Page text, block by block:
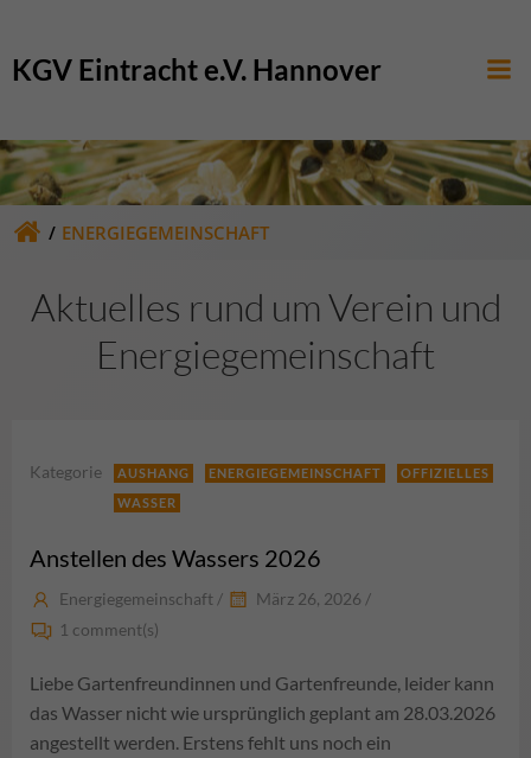
springen
KGV Eintracht e.V. Hannover
ENERGIEGEMEINSCHAFT
Aktuelles rund um Verein und
Energiegemeinschaft
Kategorie AUSHANG ENERGIEGEMEINSCHAFT
OFFIZIELLES
WASSER
Anstellen des Wassers 2026
Energiegemeinschaft / März 26, 2026 /
1 comment(s)
Liebe Gartenfreundinnen und Gartenfreunde, leider kann
das Wasser nicht wie ursprünglich geplant am 28.03.2026
angestellt werden. Erstens fehlt uns noch ein